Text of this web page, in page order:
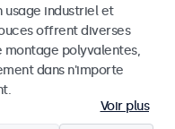
usage industriel et
offrent diverses
montage polyvalentes,
dans n'importe
Voir plus